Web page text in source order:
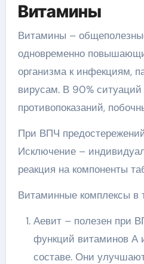
Витамины
Витамины –
одновременно
организма к инфекциям,
вирусам. В 90%
противопоказаний,
При ВПЧ
Исключение –
реакция на компоненты
Витаминные комплексы в
Аевит – полезен при
функций витаминов А
составе. Они